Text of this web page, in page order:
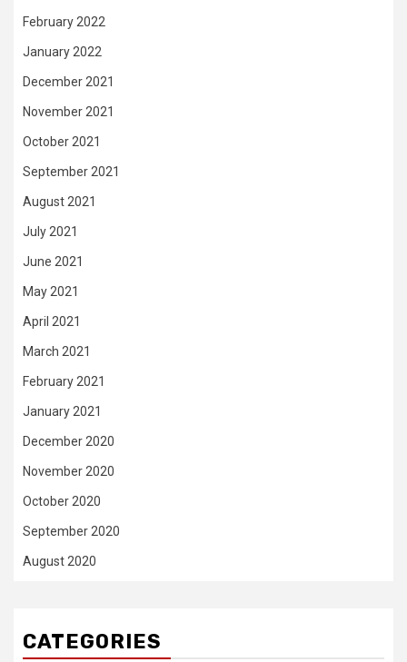
February 2022
January 2022
December 2021
November 2021
October 2021
September 2021
August 2021
July 2021
June 2021
May 2021
April 2021
March 2021
February 2021
January 2021
December 2020
November 2020
October 2020
September 2020
August 2020
CATEGORIES